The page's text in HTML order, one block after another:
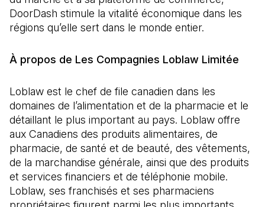
DoorDash stimule la vitalité économique dans les
régions qu’elle sert dans le monde entier.
À propos de Les Compagnies Loblaw Limitée
Loblaw est le chef de file canadien dans les
domaines de l’alimentation et de la pharmacie et le
détaillant le plus important au pays. Loblaw offre
aux Canadiens des produits alimentaires, de
pharmacie, de santé et de beauté, des vêtements,
de la marchandise générale, ainsi que des produits
et services financiers et de téléphonie mobile.
Loblaw, ses franchisés et ses pharmaciens